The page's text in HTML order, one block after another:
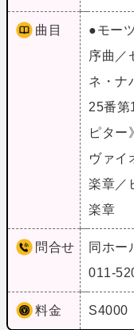
曲目
●モー
序曲／
ネ・ナ
25番第
ピター
ヴァイ
楽章／
楽章
問合せ
同ホー
011-
料金